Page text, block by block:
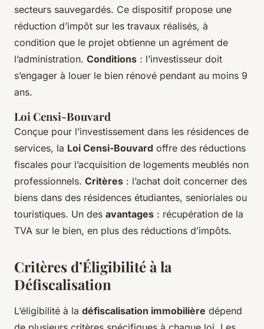
secteurs sauvegardés. Ce dispositif propose une
réduction d’impôt sur les travaux réalisés, à
condition que le projet obtienne un agrément de
l’administration. Conditions : l’investisseur doit
s’engager à louer le bien rénové pendant au moins 9
ans.
Loi Censi-Bouvard
Conçue pour l’investissement dans les résidences de
services, la Loi Censi-Bouvard offre des réductions
fiscales pour l’acquisition de logements meublés non
professionnels. Critères : l’achat doit concerner des
biens dans des résidences étudiantes, senioriales ou
touristiques. Un des avantages : récupération de la
TVA sur le bien, en plus des réductions d’impôts.
Critères d’Éligibilité à la
Défiscalisation
L’éligibilité à la défiscalisation immobilière dépend